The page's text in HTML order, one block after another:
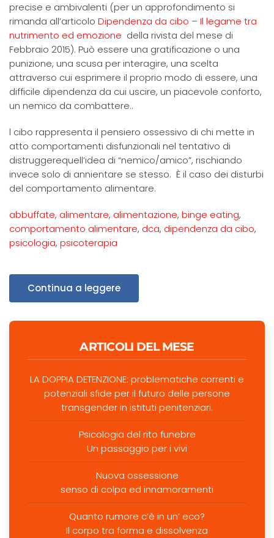
precise e ambivalenti (per un approfondimento si
rimanda all’articolo Dipendenza da cibo – Il legame tra
nutrimento ed emozione della rivista del mese di
Febbraio 2015). Può essere una gratificazione o una
punizione, una scusa per interagire, una scelta
attraverso cui esprimere il proprio modo di essere, una
difficile dipendenza da cui uscire, un piacevole conforto,
un nemico da combattere..
l cibo rappresenta il pensiero ossessivo di chi mette in
atto comportamenti disfunzionali nel tentativo di
distruggerequell’idea di “nemico/amico”, rischiando
invece solo di annientare se stesso. È il caso dei disturbi
del comportamento alimentare.
abbuffate, alimentare, alimentazione, binge eating,
comportamento alimentare, dca, dipendenza da cibo,
psicologia, psicoterapia
Continua a leggere
ARTICOLI DEL MESE
LA DOPPIA DETENZIONE: problematiche correnti e
potenziali sfide per il futuro delle persone
transgender in istituti penitenziari.
Psicologia del rito funebre
Un passaggio per i vivi
Nuova ossessione
senso di colpa ed innamoramenti
Quanto rumore c’è in un’ eco?
Il corpo tra forma e dissolvenza